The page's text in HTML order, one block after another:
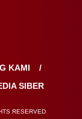
KAMI
SIBER
RESERVED